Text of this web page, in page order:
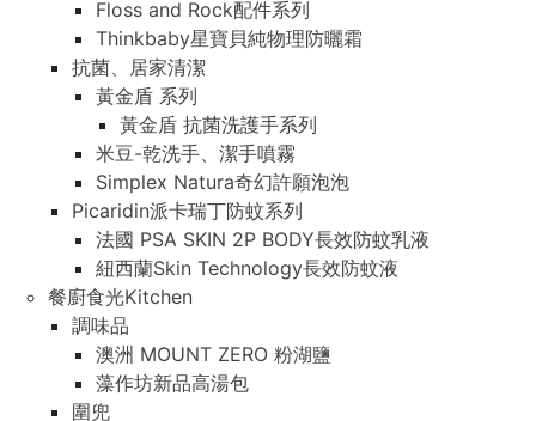
Floss and Rock配件系列
Thinkbaby星寶貝純物理防曬霜
抗菌、居家清潔
黃金盾 系列
黃金盾 抗菌洗護手系列
米豆-乾洗手、潔手噴霧
Simplex Natura奇幻許願泡泡
Picaridin派卡瑞丁防蚊系列
法國 PSA SKIN 2P BODY長效防蚊乳液
紐西蘭Skin Technology長效防蚊液
餐廚食光Kitchen
調味品
澳洲 MOUNT ZERO 粉湖鹽
藻作坊新品高湯包
圍兜